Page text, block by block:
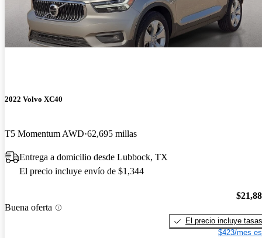
2022 Volvo XC40
T5 Momentum AWD 62,695 millas
Entrega a domicilio desde Lubbock, TX
El precio incluye envío de $1,344
Buena oferta
El precio incluye tasas
$423/mes